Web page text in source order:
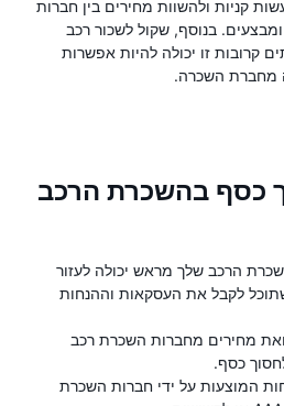
קניות ולהשוות מחירים בין חברות
בנוסף, שקול לשכור רכב
קרובות זו יכולה להיות אפשרות
מחברת השכרה.
כסף בהשכרת הרכב
הרכב שלך מראש יכולה לעזור
לקבל את העסקאות וההנחות
מחירים מחברות השכרת רכב
כסף.
המוצעות על ידי חברות השכרת